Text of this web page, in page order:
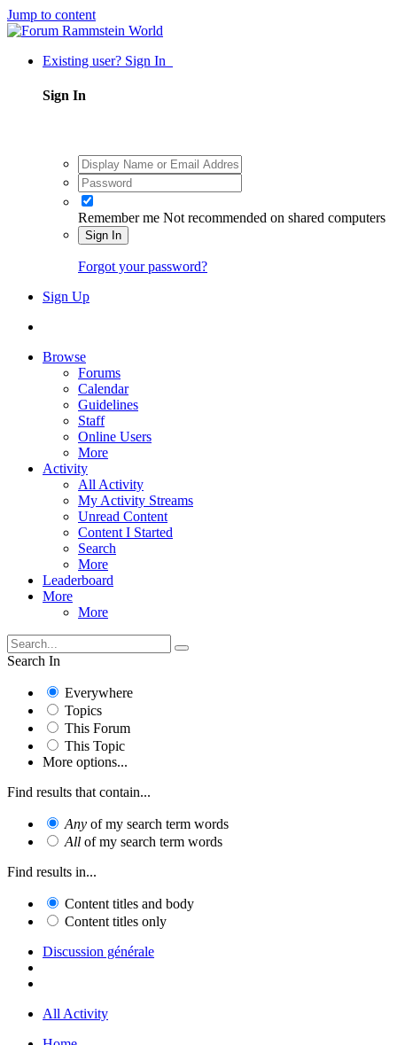
Jump to content
Existing user? Sign In
Sign In
Remember me Not recommended on shared computers
Sign In
Forgot your password?
Sign Up
Browse
Forums
Calendar
Guidelines
Staff
Online Users
More
Activity
All Activity
My Activity Streams
Unread Content
Content I Started
Search
More
Leaderboard
More
More
Search In
Everywhere
Topics
This Forum
This Topic
More options...
Find results that contain...
Any of my search term words
All of my search term words
Find results in...
Content titles and body
Content titles only
Discussion générale
All Activity